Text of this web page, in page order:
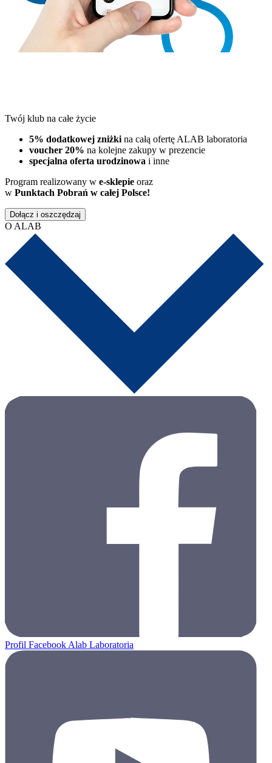
Twój klub na całe życie
5% dodatkowej zniżki na całą ofertę ALAB laboratoria
voucher 20% na kolejne zakupy w prezencie
specjalna oferta urodzinowa i inne
Program realizowany w e-sklepie oraz
w Punktach Pobrań w całej Polsce!
Dołącz i oszczędzaj
O ALAB
Profil Facebook Alab Laboratoria